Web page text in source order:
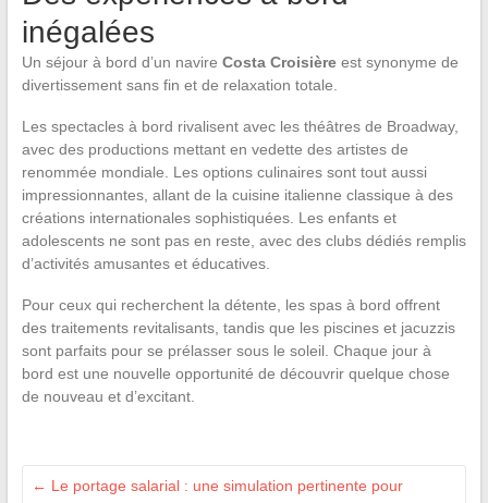
inégalées
Un séjour à bord d’un navire Costa Croisièreest synonyme de
divertissement sans fin et de relaxation totale.
Les spectacles à bord rivalisent avec les théâtres de Broadway,
avec des productions mettant en vedette des artistes de
renommée mondiale. Les options culinaires sont tout aussi
impressionnantes, allant de la cuisine italienne classique à des
créations internationales sophistiquées. Les enfants et
adolescents ne sont pas en reste, avec des clubs dédiés remplis
d’activités amusantes et éducatives.
Pour ceux qui recherchent la détente, les spas à bord offrent
des traitements revitalisants, tandis que les piscines et jacuzzis
sont parfaits pour se prélasser sous le soleil. Chaque jour à
bord est une nouvelle opportunité de découvrir quelque chose
de nouveau et d’excitant.
← Le portage salarial : une simulation pertinente pour